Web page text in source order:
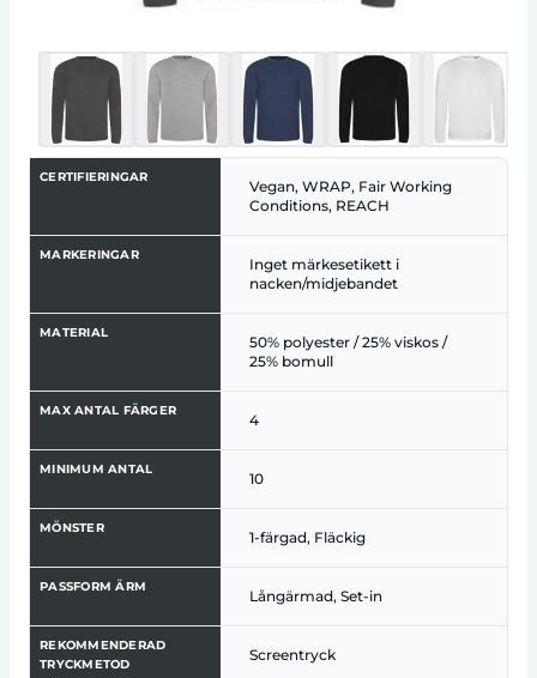
CERTIFIERINGAR
Vegan, WRAP, Fair Working
Conditions, REACH
MARKERINGAR
Inget märkesetikett i
nacken/midjebandet
MATERIAL
50% polyester / 25% viskos /
25% bomull
MAX ANTAL FÄRGER
4
MINIMUM ANTAL
10
MÖNSTER
1-färgad, Fläckig
PASSFORM ÄRM
Långärmad, Set-in
REKOMMENDERAD
TRYCKMETOD
Screentryck